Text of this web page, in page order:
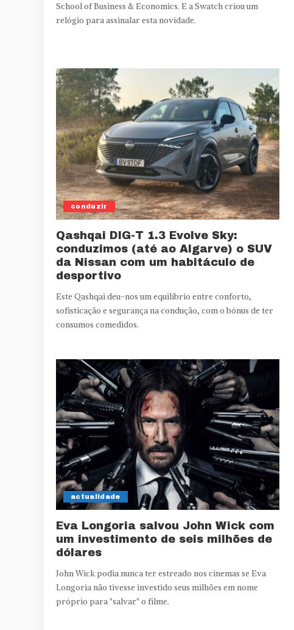
School of Business & Economics. E a Swatch criou um
relógio para assinalar esta novidade.
conduzir
Qashqai DIG-T 1.3 Evolve Sky:
conduzimos (até ao Algarve) o SUV
da Nissan com um habitáculo de
desportivo
Este Qashqai deu-nos um equilíbrio entre conforto,
sofisticação e segurança na condução, com o bónus de ter
consumos comedidos.
actualidade
Eva Longoria salvou John Wick com
um investimento de seis milhões de
dólares
John Wick podia nunca ter estreado nos cinemas se Eva
Longoria não tivesse investido seus milhões em nome
próprio para "salvar" o filme.